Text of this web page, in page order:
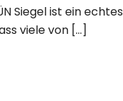
Siegel ist ein echtes
viele von […]